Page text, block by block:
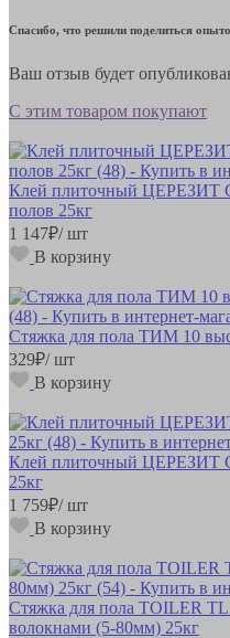
Спасибо, что решили поделиться
Ваш отзыв будет
С этим товаром покупают
Клей плиточный ЦЕРЕЗИТ
полов 25кг
1 147₽/ шт
В корзину
Стяжка для пола ТИМ 10
329₽/ шт
В корзину
Клей плиточный ЦЕРЕЗИТ
25кг
1 759₽/ шт
В корзину
Стяжка для пола TOILER
волокнами (5-80мм) 25кг